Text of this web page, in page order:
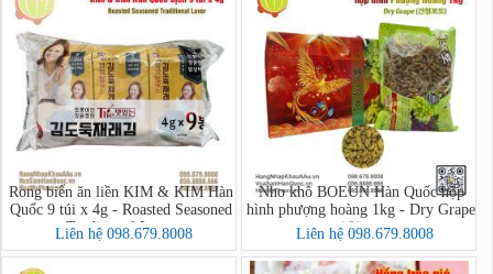
Rong biển ăn liền KIM & KIM Hàn
Quốc 9 túi x 4g - Roasted Seasoned
Traditional Laver
Liên hệ 098.679.8008
Nho khô BOEUN Hàn Quốc hộp
hình phượng hoàng 1kg - Dry Grape
(건청포도)
Liên hệ 098.679.8008